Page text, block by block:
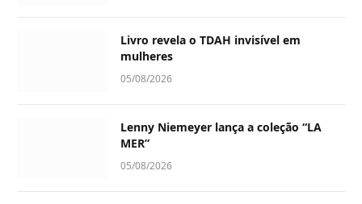
Livro revela o TDAH invisível em
mulheres
05/08/2026
Lenny Niemeyer lança a coleção “LA
MER”
05/08/2026